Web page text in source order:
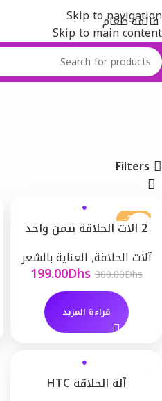
Skip to navigation
Skip to main content
قائمة طعام
Filters
-34%
2 الات الحلاقة بتمن واحد
آلات الحلاقة, العناية بالشعر
300.00Dhs
199.00Dhs
قراءة المزيد
آلة الحلاقة HTC